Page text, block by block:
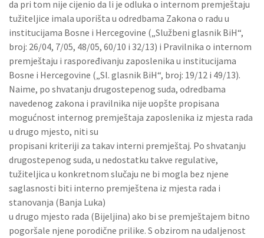
da pri tom nije cijenio da li je odluka o internom premještaju
tužiteljice imala uporišta u odredbama Zakona o radu u
institucijama Bosne i Hercegovine („Službeni glasnik BiH“,
broj: 26/04, 7/05, 48/05, 60/10 i 32/13) i Pravilnika o internom
premještaju i raspoređivanju zaposlenika u institucijama
Bosne i Hercegovine („Sl. glasnik BiH“, broj: 19/12 i 49/13).
Naime, po shvatanju drugostepenog suda, odredbama
navedenog zakona i pravilnika nije uopšte propisana
mogućnost internog premještaja zaposlenika iz mjesta rada
u drugo mjesto, niti su
propisani kriteriji za takav interni premještaj. Po shvatanju
drugostepenog suda, u nedostatku takve regulative,
tužiteljica u konkretnom slučaju ne bi mogla bez njene
saglasnosti biti interno premještena iz mjesta rada i
stanovanja (Banja Luka)
u drugo mjesto rada (Bijeljina) ako bi se premještajem bitno
pogoršale njene porodične prilike. S obzirom na udaljenost